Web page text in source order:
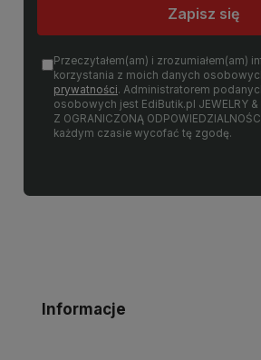
Zapisz się
Przeczytałem(am) i zrozumiałem(am)
korzystania z moich danych
prywatności. Administratorem
osobowych jest EdiButik.pl JEWELRY &
Z OGRANICZONĄ
każdym czasie wycofać tę zgodę.
Informacje